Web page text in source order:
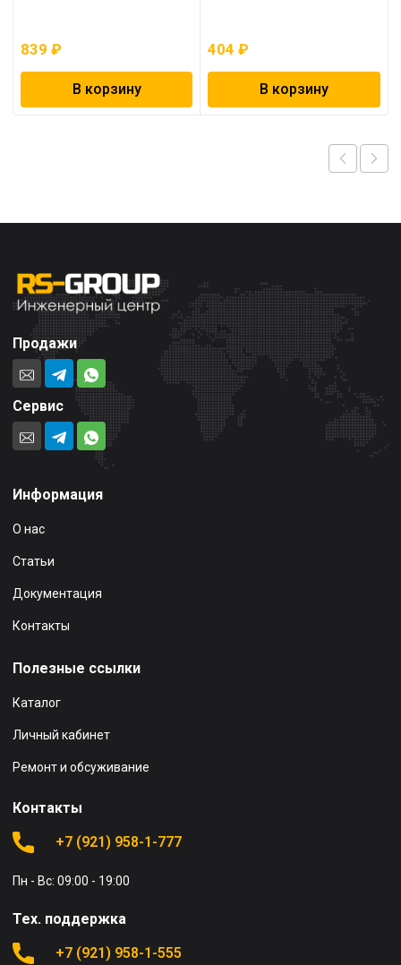
839 ₽
В корзину
404₽
В корзину
Продажи
Сервис
Информация
О нас
Статьи
Документация
Контакты
Полезные ссылки
Каталог
Личный кабинет
Ремонт и обсуживание
Контакты
+7 (921) 958-1-777
Пн - Вс: 09:00 - 19:00
Тех. поддержка
+7 (921) 958-1-555